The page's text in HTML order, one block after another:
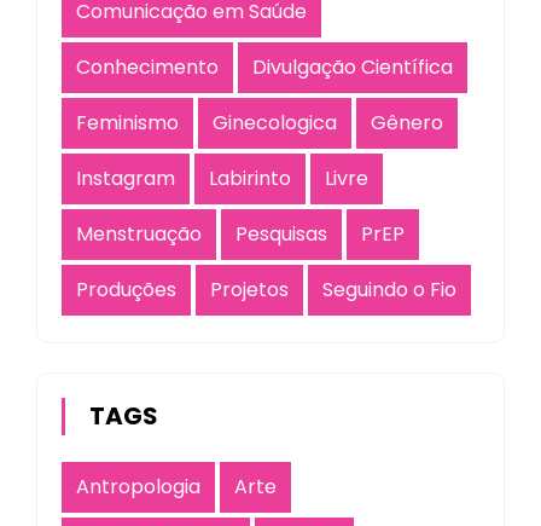
Comunicação em Saúde
Conhecimento
Divulgação Científica
Feminismo
Ginecologica
Gênero
Instagram
Labirinto
Livre
Menstruação
Pesquisas
PrEP
Produções
Projetos Seguindo o Fio
TAGS
Antropologia
Arte